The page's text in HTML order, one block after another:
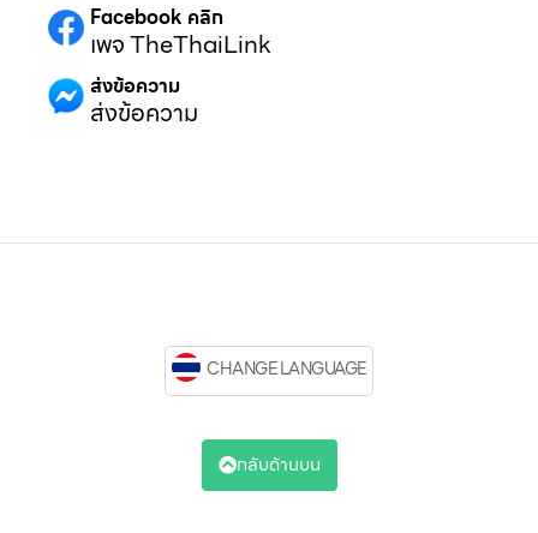
Facebook คลิก
เพจ TheThaiLink
ส่งข้อความ
ส่งข้อความ
CHANGE LANGUAGE
กลับด้านบน